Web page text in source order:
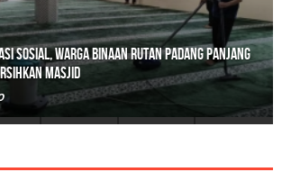
Sosial, Warga Binaan Rutan Padang Panjang
Masjid